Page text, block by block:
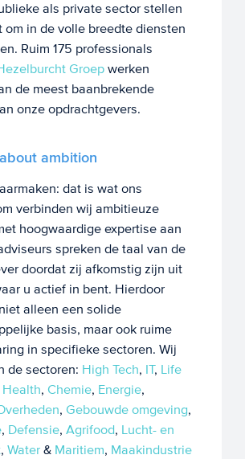
als private sector stellen
om in de volle breedte diensten
Ruim 175 professionals
Groepwerken
de meest baanbrekende
onze opdrachtgevers.
ambition
dat is wat ons
verbinden wij ambitieuze
hoogwaardige expertise aan
spreken de taal van de
doordat zij afkomstig zijn uit
u actief in bent. Hierdoor
alleen een solide
basis, maar ook ruime
in specifieke sectoren. Wij
de sectoren: High Tech, IT, Life
Health, Chemie, Energie,
, Gebouwde omgeving,
, Defensie, Agrifood, Lucht- en
, Water& Maritiem, Maakindustrie